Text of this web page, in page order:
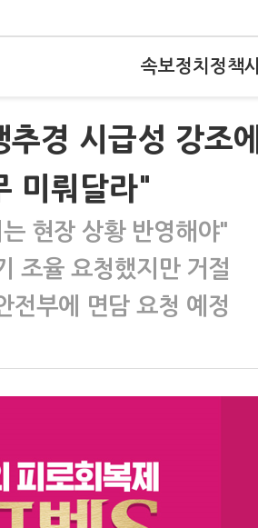
속보정치 정책
추경 시급성 강조
미뤄달라"
현장 상황 반영해야"
조율 요청했지만 거절
전부에 면담 요청 예정